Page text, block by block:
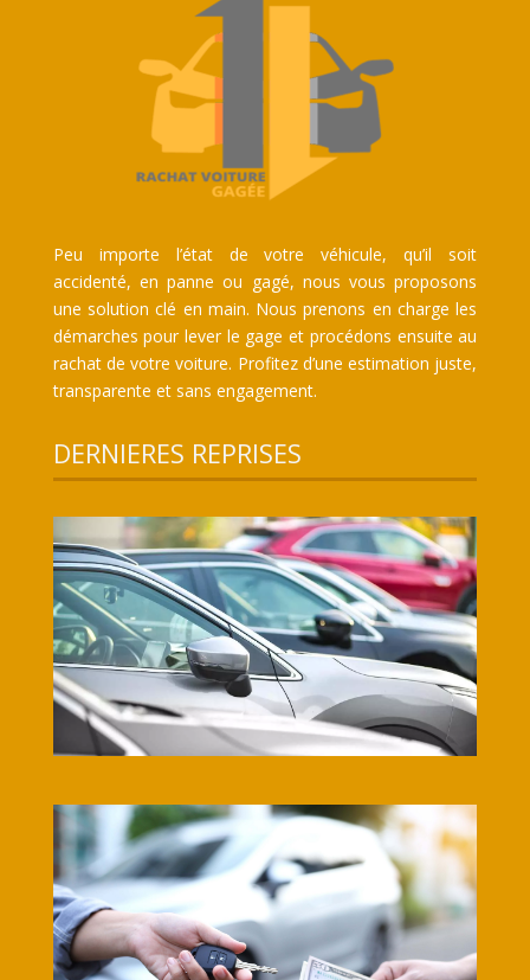
Peu importe l’état de votre véhicule, qu’il soit
accidenté, en panne ou gagé, nous vous proposons
une solution clé en main. Nous prenons en charge les
démarches pour lever le gage et procédons ensuite au
rachat de votre voiture. Profitez d’une estimation juste,
transparente et sans engagement.
DERNIERES REPRISES